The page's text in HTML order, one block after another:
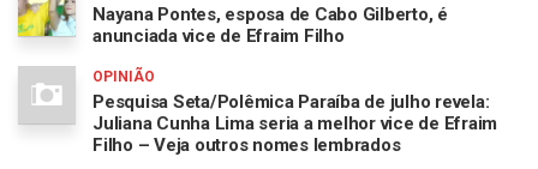
Nayana Pontes, esposa de Cabo Gilberto, é
anunciada vice de Efraim Filho
OPINIÃO
Pesquisa Seta/Polêmica Paraíba de julho revela:
Juliana Cunha Lima seria a melhor vice de Efraim
Filho – Veja outros nomes lembrados